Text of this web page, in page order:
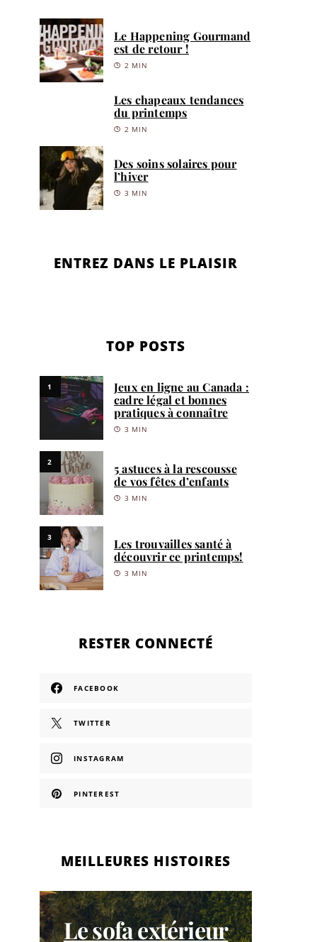
Le Happening Gourmand
est de retour !
2 MIN
Les chapeaux tendances
du printemps
2 MIN
Des soins solaires pour
l’hiver
3 MIN
ENTREZ DANS LE PLAISIR
TOP POSTS
1
Jeux en ligne au Canada :
cadre légal et bonnes
pratiques à connaître
3 MIN
2
5 astuces à la rescousse
de vos fêtes d’enfants
3 MIN
3
Les trouvailles santé à
découvrir ce printemps!
3 MIN
RESTER CONNECTÉ
FACEBOOK
TWITTER
INSTAGRAM
PINTEREST
MEILLEURES HISTOIRES
Le sofa extérieur